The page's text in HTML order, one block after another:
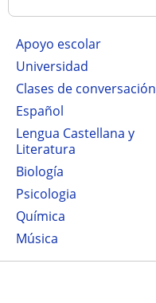
Apoyo escolar
Universidad
Clases de conversación
Español
Lengua Castellana y
Literatura
Biología
Psicologia
Química
Música